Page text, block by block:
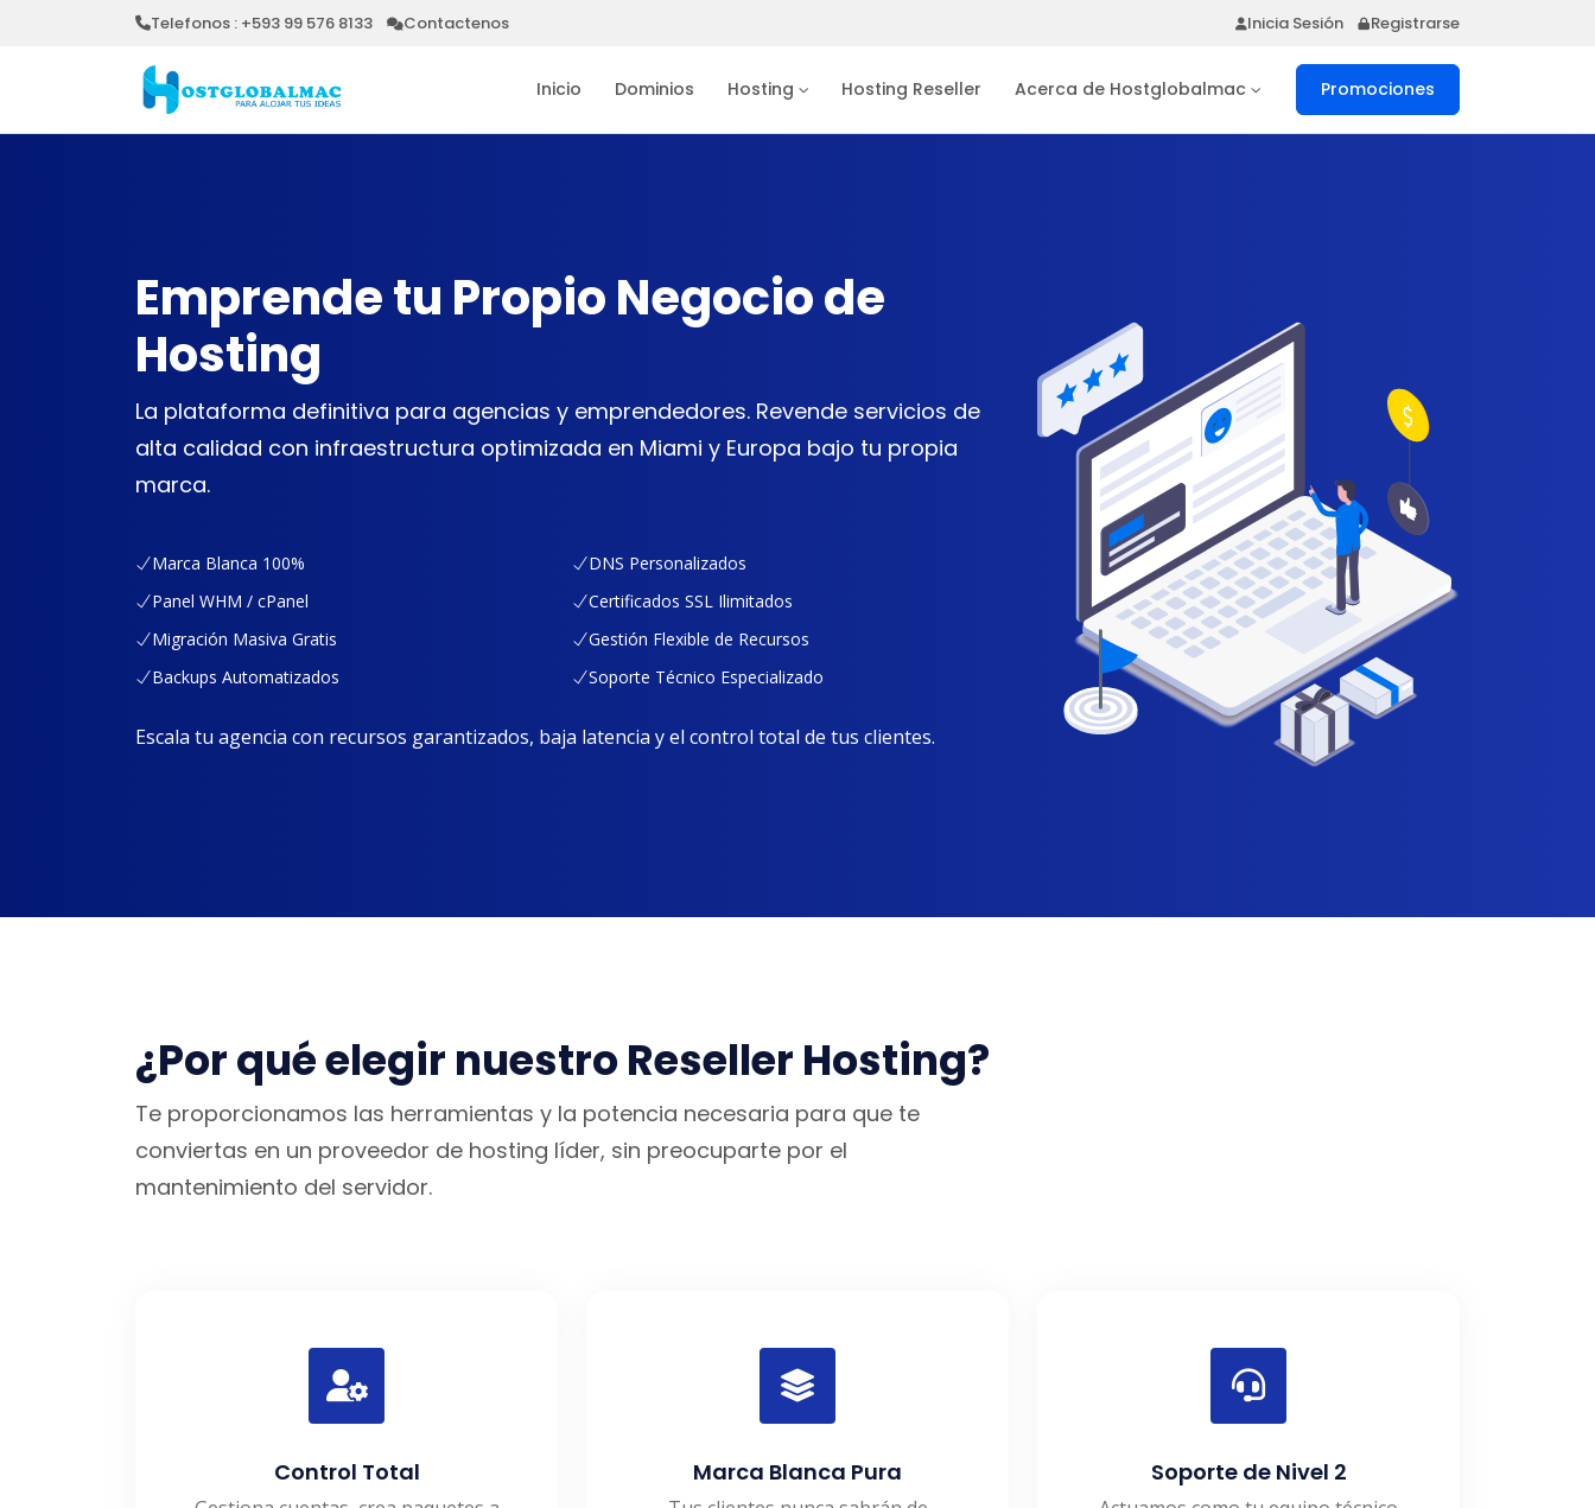
Telefonos : +593 99 576 8133 Contactenos Inicia Sesión Registrarse
Inicio Dominios Hosting Hosting Reseller Acerca de Hostglobalmac Promociones
Emprende tu Propio Negocio de
Hosting
La plataforma definitiva para agencias y emprendedores. Revende servicios de
alta calidad con infraestructura optimizada en Miami y Europa bajo tu propia
marca.
Marca Blanca 100%
DNS Personalizados
Panel WHM / cPanel
Certificados SSL Ilimitados
Migración Masiva Gratis
Gestión Flexible de Recursos
Backups Automatizados
Soporte Técnico Especializado
Escala tu agencia con recursos garantizados, baja latencia y el control total de tus clientes.
¿Por qué elegir nuestro Reseller Hosting?
Te proporcionamos las herramientas y la potencia necesaria para que te
conviertas en un proveedor de hosting líder, sin preocuparte por el
mantenimiento del servidor.
Control Total Marca Blanca Pura Soporte de Nivel 2